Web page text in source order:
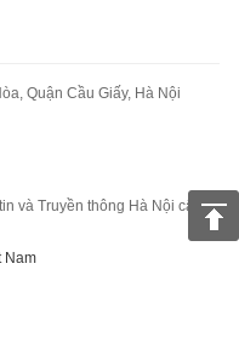
Quận Cầu Giấy, Hà Nội
và Truyền thông Hà Nội cấp
Nam